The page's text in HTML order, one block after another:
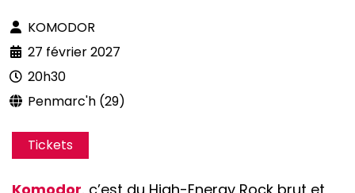
KOMODOR
27 février 2027
20h30
Penmarc'h (29)
Tickets